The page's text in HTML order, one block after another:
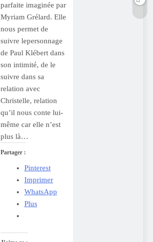
parfaite imaginée par
Myriam Grélard. Elle
nous permet de
suivre lepersonnage
de Paul Klébert dans
son intimité, de le
suivre dans sa
relation avec
Christelle, relation
qu’il nous conte lui-
même car elle n’est
plus là…
Partager :
Pinterest
Imprimer
WhatsApp
Plus